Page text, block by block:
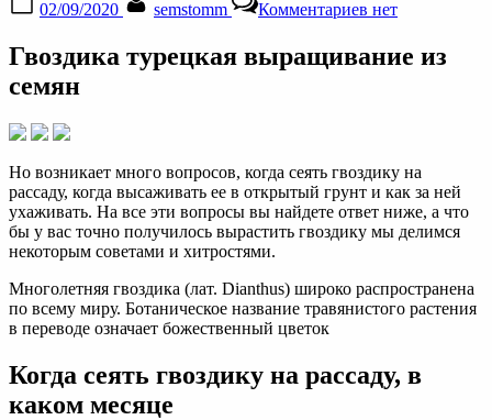
on
02/09/2020 semstomm Комментариевзаписи
посадка
сажать
нет
Гвоздика турецкая выращивание из
семян
Но возникает много вопросов, когда сеять гвоздику на
рассаду, когда высаживать ее в открытый грунт и как за ней
ухаживать. На все эти вопросы вы найдете ответ ниже, а что
бы у вас точно получилось вырастить гвоздику мы делимся
некоторым советами и хитростями.
Многолетняя гвоздика (лат. Dianthus) широко распространена
по всему миру. Ботаническое название травянистого растения
в переводе означает божественный цветок
Когда сеять гвоздику на рассаду, в
каком месяце